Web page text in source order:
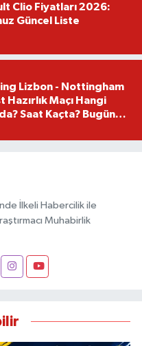
Clio Fiyatları 2026:
Güncel Liste
Lizbon - Nottingham
Hazırlık Maçı Hangi
Saat Kaçta? Bugün
İlkeli Habercilik ile
Muhabirlik